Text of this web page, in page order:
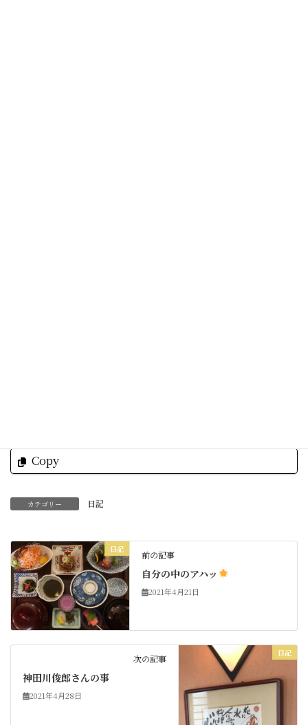
Copy
カテゴリー 日記
日記
前の記事
自分の中のアハッ
2021年4月21日
日記
次の記事
神田川俊郎さんの事
2021年4月28日